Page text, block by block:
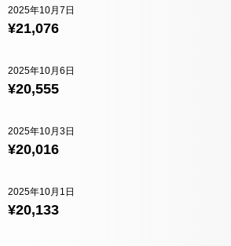
¥21,076
2025年10月7日
¥20,555
2025年10月6日
¥20,016
2025年10月3日
¥20,133
2025年10月1日